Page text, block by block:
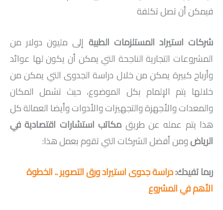
فيمكن أن تصل تكلفة
شركات استيراد المستلزمات الطبية إلى مليون دولار من
المشروعات التجارية الناجحة التي يمكن أن يكون لها عوائد
وأرباح كبيرة يمكن من خلال دراسة الجدوى التي يمكن من
خلالها يتم الإلمام بكل الموضوع، حيث تشمل المكان
والمعدات والأجهزة والتجهيزات والأدوات وأيضا العمالة كل
هذا يتم عمله عن طريق مكاتب استشارات اقتصادية في
الرياضومن أفضل الشركات التي تقوم بعمل هذا:
ربما تفيدك:دراسة جدوى استيراد ورق التصوير .. الخطوة
الأهم في المشروع